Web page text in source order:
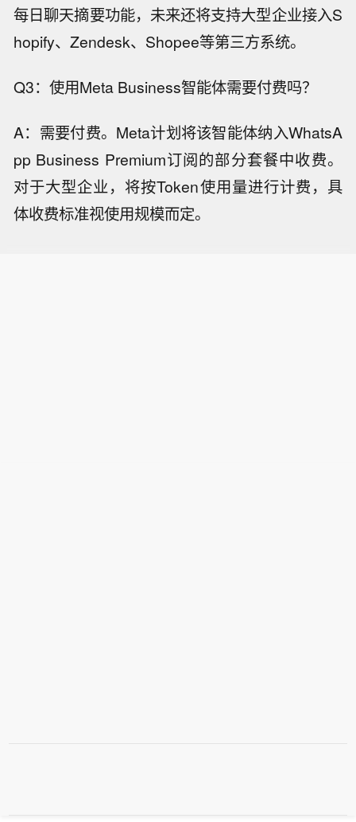
每日聊天摘要功能，未来还将支持大型企业接入S
hopify、Zendesk、Shopee等第三方系统。
Q3：使用Meta Business智能体需要付费吗？
A：需要付费。Meta计划将该智能体纳入WhatsA
pp Business Premium订阅的部分套餐中收费。
对于大型企业，将按Token使用量进行计费，具
体收费标准视使用规模而定。